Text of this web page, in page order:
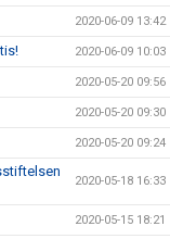
2020-06-09 13:42
2020-06-09 10:03
2020-05-20 09:56
2020-05-20 09:30
2020-05-20 09:24
2020-05-18 16:33
2020-05-15 18:21